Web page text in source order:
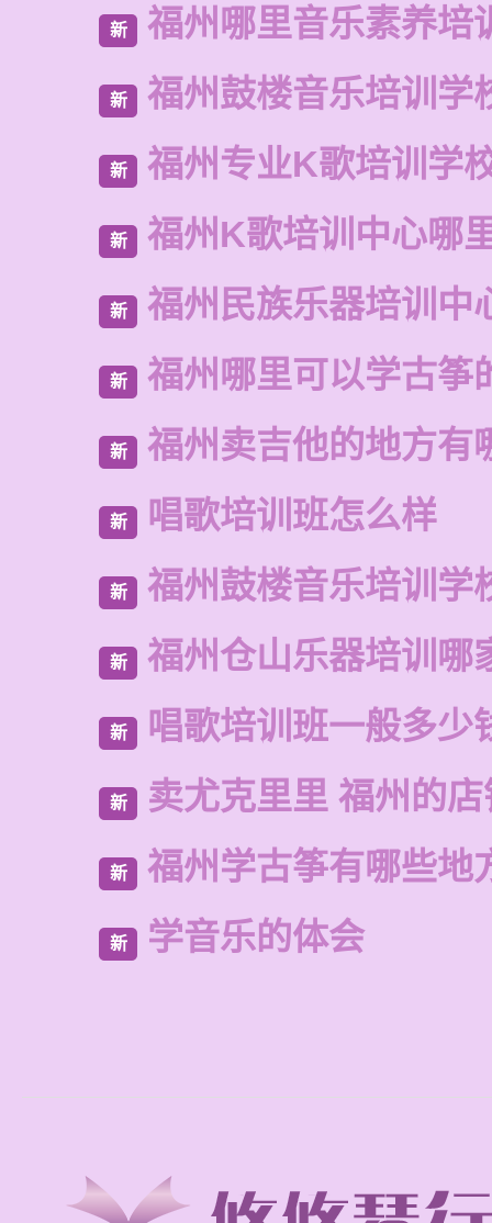
新 福州哪里音乐素养培
新 福州鼓楼音乐培训学
新 福州专业K歌培训学
新 福州K歌培训中心哪
新 福州民族乐器培训中
新 福州哪里可以学古筝
新 福州卖吉他的地方有
新 唱歌培训班怎么样
新 福州鼓楼音乐培训学
新 福州仓山乐器培训哪
新 唱歌培训班一般多少
新 卖尤克里里 福州的
新 福州学古筝有哪些地
新 学音乐的体会